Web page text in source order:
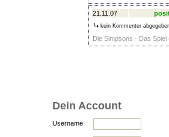
21.11.07
kein Kommenter
Die Simpsons - Das
Dein Account
Username